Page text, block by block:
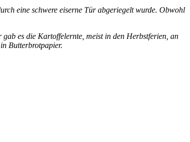
eine schwere eiserne Tür abgeriegelt wurde. Obwohl
es die Kartoffelernte, meist in den Herbstferien, an
Butterbrotpapier.